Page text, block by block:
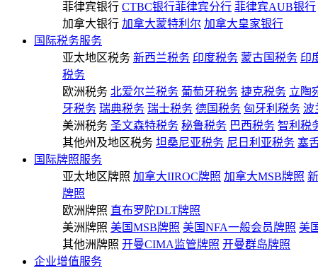
菲律宾银行 CTBC银行菲律宾分行 菲律宾AUB银行
加拿大银行 加拿大蒙特利尔 加拿大皇家银行
国际税务服务
亚太地区税务 新西兰税务 印度税务 蒙古国税务 印
税务
欧洲税务 北爱尔兰税务 葡萄牙税务 捷克税务 立陶
牙税务 瑞典税务 瑞士税务 德国税务 匈牙利税务 波
美洲税务 圣文森特税务 秘鲁税务 巴西税务 智利税
其他州及地区税务 坦桑尼亚税务 尼日利亚税务 塞
国际牌照服务
亚太地区牌照 加拿大IIROC牌照 加拿大MSB牌照
牌照
欧洲牌照 直布罗陀DLT牌照
美洲牌照 美国MSB牌照 美国NFA一般会员牌照 美
其他洲牌照 开曼CIMA监管牌照 开曼群岛牌照
企业增值服务